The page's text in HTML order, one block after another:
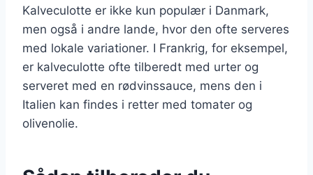
Kalveculotte er ikke kun populær i Danmark,
men også i andre lande, hvor den ofte serveres
med lokale variationer. I Frankrig, for eksempel,
er kalveculotte ofte tilberedt med urter og
serveret med en rødvinssauce, mens den i
Italien kan findes i retter med tomater og
olivenolie.